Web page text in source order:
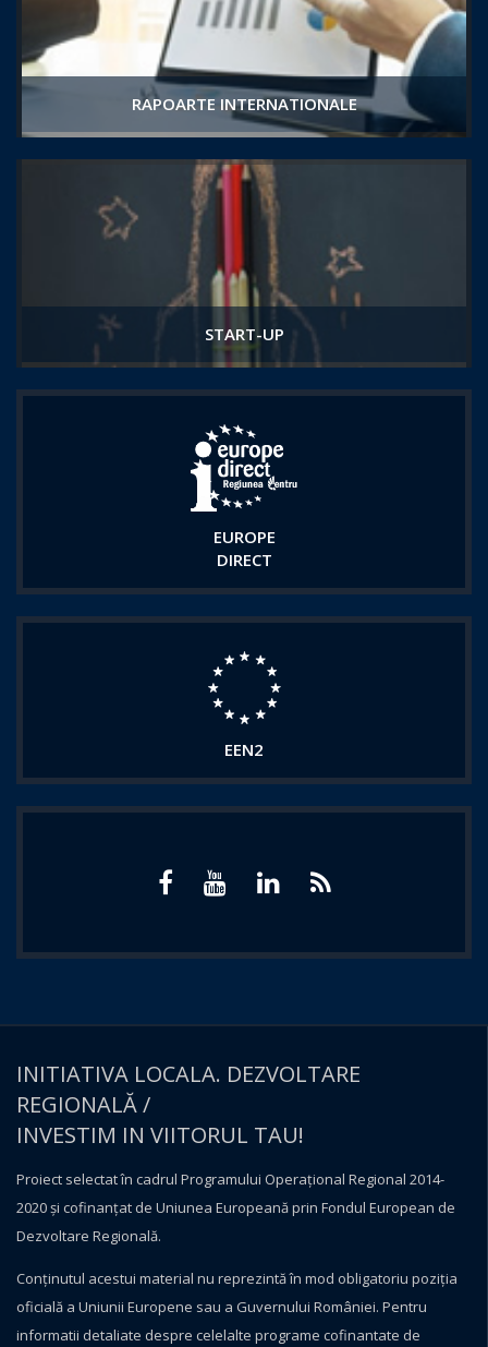
RAPOARTE INTERNATIONALE
START-UP
EUROPE
DIRECT
EEN2
INITIATIVA LOCALA. DEZVOLTARE
REGIONALĂ /
INVESTIM IN VIITORUL TAU!
Proiect selectat în cadrul Programului Operațional Regional 2014-
2020 și cofinanțat de Uniunea Europeană prin Fondul European de
Dezvoltare Regională.
Conţinutul acestui material nu reprezintă în mod obligatoriu poziţia
oficială a Uniunii Europene sau a Guvernului României. Pentru
informatii detaliate despre celelalte programe cofinantate de